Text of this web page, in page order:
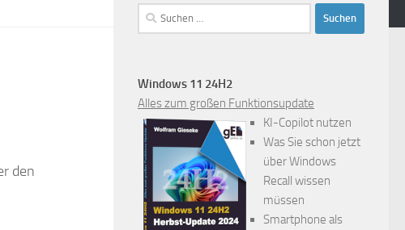
den
Suchen
nach:
Windows 11 24H2
Alles zum großen Funktionsupdate
KI-Copilot nutzen
Was Sie schon jetzt
über Windows
Recall wissen
müssen
Smartphone als